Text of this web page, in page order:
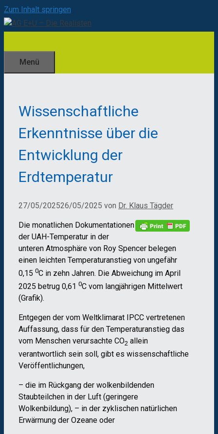
Zum Inhalt springen
Menü
Wissenschaftliche
Erkenntnisse über die
Entwicklung der
Erdtemperatur
27/05/202526/05/2025 von Dr. Klaus Tägder
Die monatlichen Dokumentationen
der UAH-Temperatur in der
unteren Atmosphäre von Roy Spencer belegen
einen leichten Temperaturanstieg von ungefähr
0,15 0C in zehn Jahren. Die Abweichung im April
2025 betrug 0,61 0C vom langjährigen Mittelwert
(Grafik).
Entgegen der vom Weltklimarat IPCC vertretenen
Auffassung, dass für den Temperaturanstieg das
vom Menschen verursachte CO2 allein
verantwortlich sein soll, gibt es wissenschaftliche
Veröffentlichungen,
– die im Rückgang der wolkenbildenden
Staubteilchen in der Luft (geringere
Wolkenbildung), – in der zyklischen natürlichen
Erwärmung der Ozeane oder